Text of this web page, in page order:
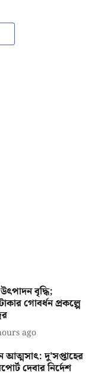
বৃদ্ধি;
গোবর্ধন প্রকল্পে
ago
আত্মসাৎ: দু'সপ্তাহের
দেবার নির্দেশ